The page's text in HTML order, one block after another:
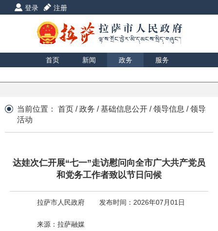
登录 注册
首页 新闻 政务
服务
当前位置： 首页 /政务 /基础信息公开 /领导信息 /领导
活动
达娃次仁开展“七一”走访慰问向全市广大共产党员
和党务工作者致以节日问候
拉萨市人民政府 发布时间：2026年07月01日
来源：拉萨融媒